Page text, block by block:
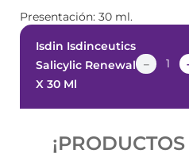
Presentación: 30 ml.
Isdin Isdinceutics
Salicylic Renewal
X 30 Ml
－